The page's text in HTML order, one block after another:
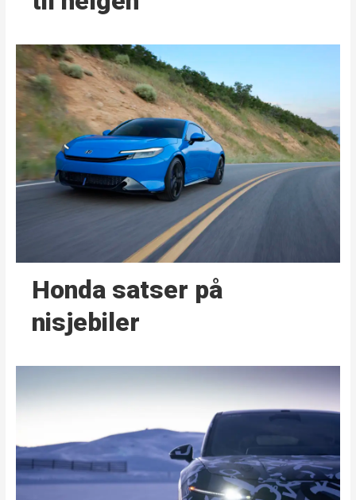
Honda satser på
nisjebiler